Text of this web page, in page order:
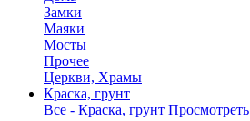
Замки
Маяки
Мосты
Прочее
Церкви, Храмы
Краска, грунт
Все - Краска, грунт Просмотреть